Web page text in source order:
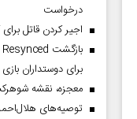
درخواست
اجیر کردن قاتل
برای دوستداران بازی
معجزه، نقشه
توصیه‌های